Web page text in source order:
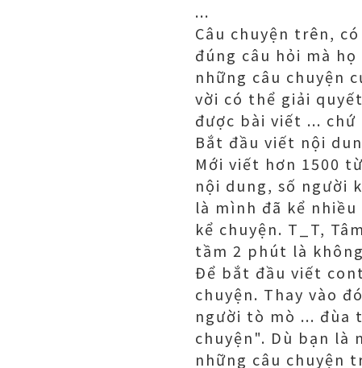
...
Câu chuyện trên,
đúng câu hỏi mà
những câu chuyện
vời có thể giải
được bài viết ...
Bắt đầu viết nội
Mới viết hơn 1500
nội dung, số người
là mình đã kể
kể chuyện. T_T,
tầm 2 phút là
Để bắt đầu viết
chuyện. Thay vào
người tò mò ... đùa
chuyện". Dù bạn là
những câu chuyện